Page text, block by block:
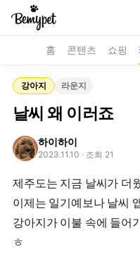
홈 콘텐츠 쇼핑
강아지 라운지
날씨 왜 이러죠
하이하이
2023.11.10 · 조회 21
제주도는 지금 날씨가 더
이제는 일기예보나 날씨
강아지가 이불 속에 들어
ㅎ